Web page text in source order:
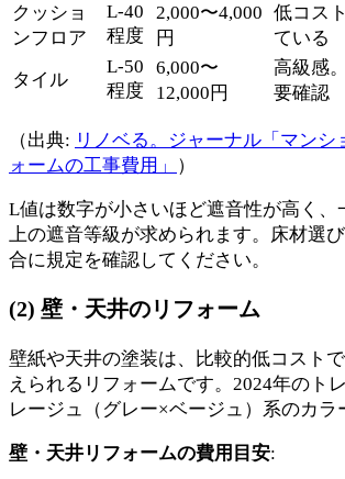
クッショ
ンフロア
L-40
程度
2,000〜4,000
円
低コス
ている
タイル
L-50
程度
6,000〜
12,000円
高級感
要確認
（出典: リノベる。ジャーナル「マンシ
ォームの工事費用」
）
L値は数字が小さいほど遮音性が高く、
上の遮音等級が求められます。床材選
合に規定を確認してください。
(2) 壁・天井のリフォーム
壁紙や天井の塗装は、比較的低コスト
えられるリフォームです。2024年のト
レージュ（グレー×ベージュ）系のカラ
壁・天井リフォームの費用目安: